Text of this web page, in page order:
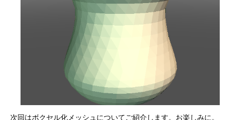
次回はボクセル化メッシュについてご紹介します。お楽しみに。